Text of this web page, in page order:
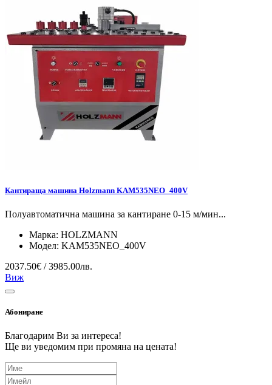
Кантираща машина Holzmann KAM535NEO_400V
Полуавтоматична машина за кантиране 0-15 м/мин...
Марка: HOLZMANN
Модел: KAM535NEO_400V
2037.50€ / 3985.00лв.
Виж
Абониране
Благодарим Ви за интереса!
Ще ви уведомим при промяна на цената!